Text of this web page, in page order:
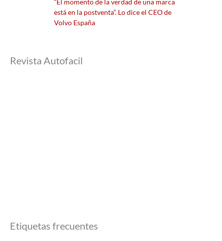
“El momento de la verdad de una marca
está en la postventa”. Lo dice el CEO de
Volvo España
Revista Autofacil
Etiquetas frecuentes